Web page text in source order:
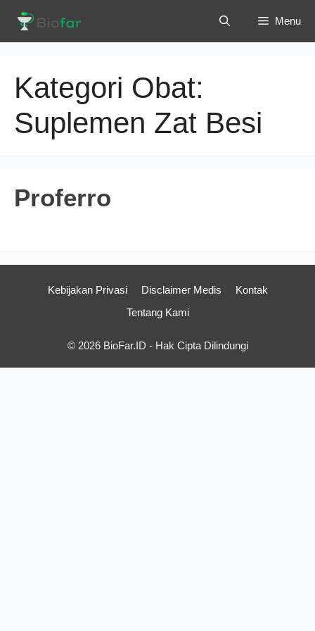
isi
Menu
Kategori Obat:
Suplemen Zat Besi
Proferro
Kebijakan Privasi Disclaimer Medis
Kontak
Tentang Kami
© 2026 BioFar.ID - Hak Cipta Dilindungi